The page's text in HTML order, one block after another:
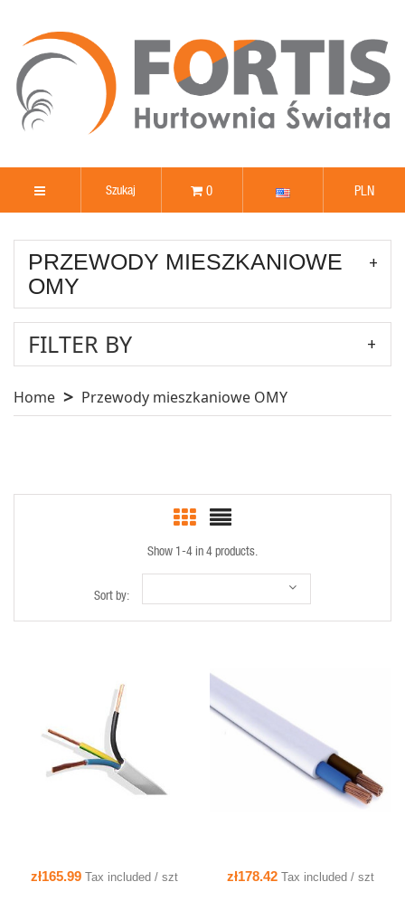
0 PLN
PRZEWODY MIESZKANIOWE
OMY
FILTER BY
Home Przewody mieszkaniowe OMY
Show 1-4 in 4 products.
Sort by:
QUICK VIEW
zł165.99 Tax included / szt
QUICK VIEW
zł178.42 Tax included / szt